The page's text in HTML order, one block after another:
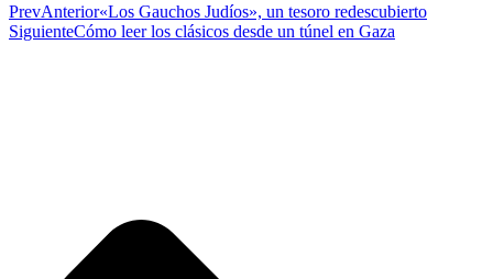
PrevAnterior«Los Gauchos Judíos», un tesoro redescubierto
SiguienteCómo leer los clásicos desde un túnel en Gaza